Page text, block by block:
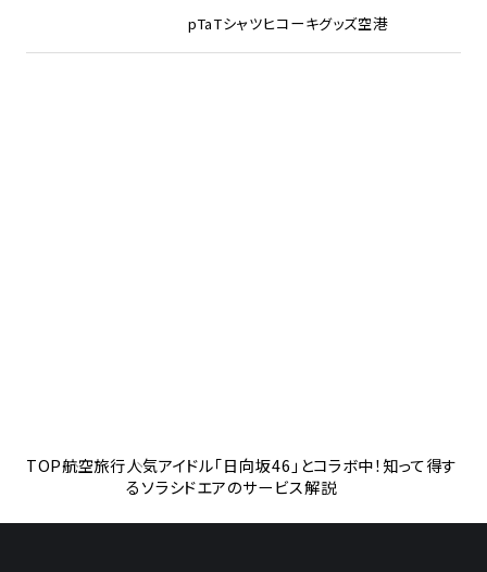
pTaTシャツヒコーキグッズ空港
TOP航空旅行人気アイドル「日向坂46」とコラボ中！知って得す
るソラシドエアのサービス解説